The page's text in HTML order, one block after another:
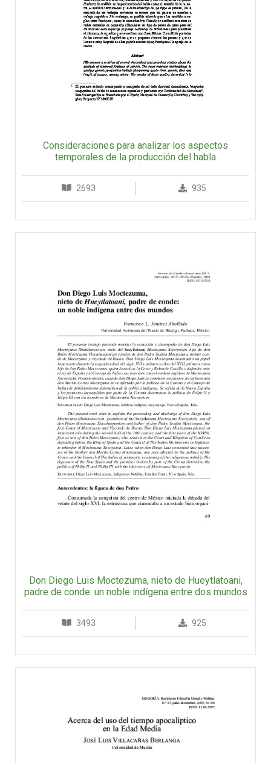
Consideraciones para analizar los aspectos
temporales de la producción del habla
2693 935
Don Diego Luis Moctezuma, nieto de Hueytlatoani,
padre de conde: un noble indígena entre dos mundos
3493 925